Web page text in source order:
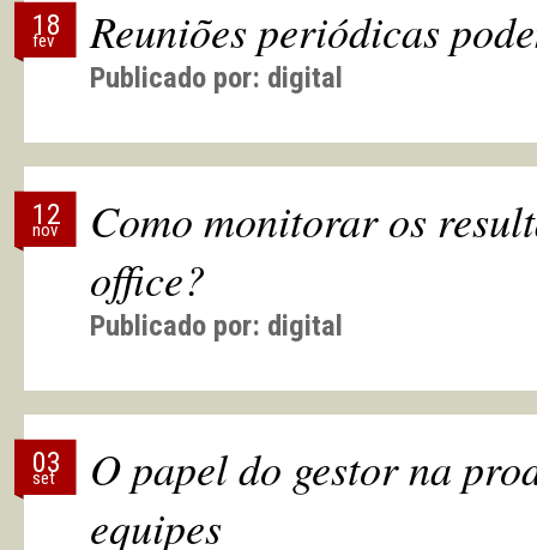
Reuniões periódicas
Publicado por: digital
18
fev
Como monitorar os
office?
Publicado por: digital
12
nov
O papel do gestor na
equipes
03
set